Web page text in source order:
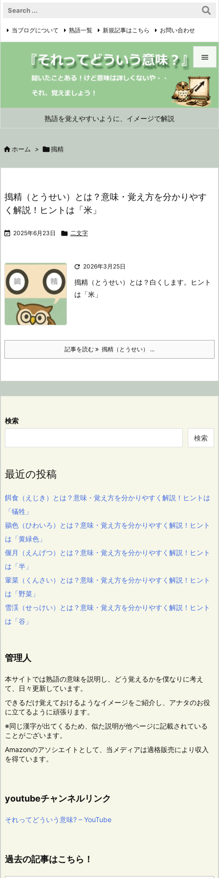
熟語を覚えやすいように、イメージで解説


メニュ


当ブログについて 熟語一覧 新規記事はこちら お問い合わせ
プライバシーポリシー 
 ホーム > 搗精
搗精（とうせい）とは？意味・覚え方を分かりやす
く解説！ヒントは「米」
 2025年6月23日  二文字
 2026年3月25日
搗精（とうせい）とは？ 白くします。
ヒント
は「米」
記事を読む 搗精（とうせい） ...
検索
検索
最近の投稿
餌食（えじき）とは？意味・覚え方を分かりやすく解説！ヒントは
「犠牲」
鶸色（ひわいろ）とは？意味・覚え方を分かりやすく解説！ヒント
は「黄緑色」
偃月（えんげつ）とは？意味・覚え方を分かりやすく解説！ヒント
は「半」
葷菜（くんさい）とは？意味・覚え方を分かりやすく解説！ヒント
は「野菜」
雪渓（せっけい）とは？意味・覚え方を分かりやすく解説！ヒント
は「谷」
管理人
本サイトでは熟語の意味を説明し、どう覚えるかを僕なりに考え
て、日々更新しています。
できるだけ覚えておけるようなイメージをご紹介し、アナタのお役
に立てるように頑張ります。
※同じ漢字が出てくるため、似た説明が他ページに記載されている
ことがございます。
Amazonのアソシエイトとして、当メディアは適格販売により収入
を得ています。
youtubeチャンネルリンク
それってどういう意味? – YouTube
過去の記事はこちら！